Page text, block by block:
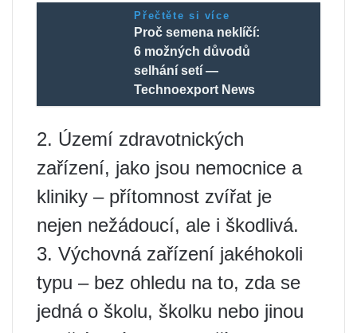
Přečtěte si více
Proč semena neklíčí:
6 možných důvodů
selhání setí —
Technoexport News
2. Území zdravotnických
zařízení, jako jsou nemocnice a
kliniky – přítomnost zvířat je
nejen nežádoucí, ale i škodlivá.
3. Výchovná zařízení jakéhokoli
typu – bez ohledu na to, zda se
jedná o školu, školku nebo jinou